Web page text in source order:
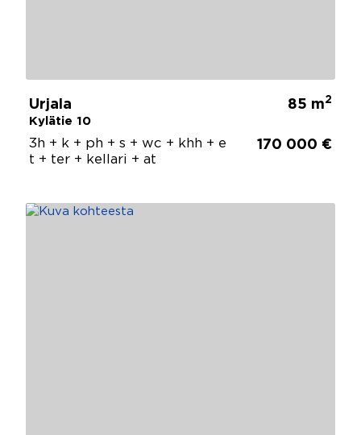
Urjala
Kylätie 10
85 m2
3h + k + ph + s + wc + khh + e
t + ter + kellari + at
170 000 €